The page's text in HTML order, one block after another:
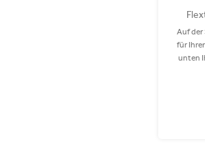
Auf der
für
unten